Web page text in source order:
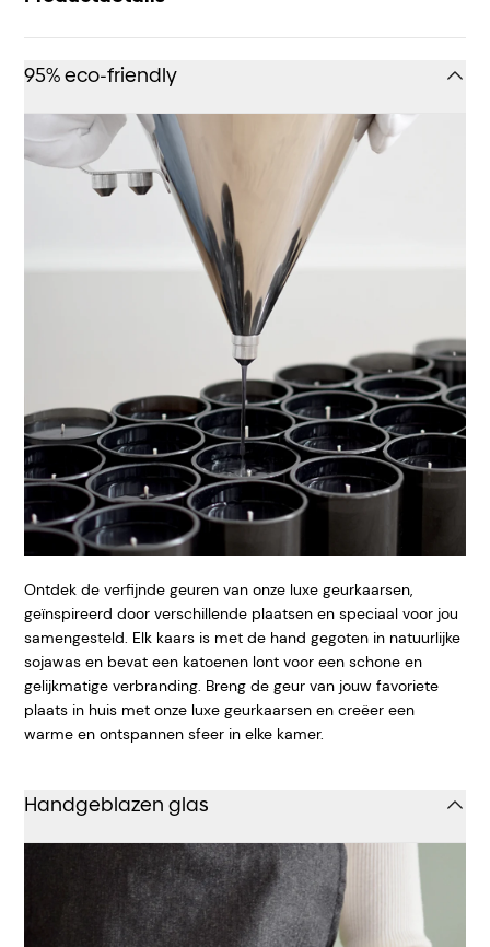
95% eco-friendly
Ontdek de verfijnde geuren van onze luxe geurkaarsen,
geïnspireerd door verschillende plaatsen en speciaal voor jou
samengesteld. Elk kaars is met de hand gegoten in natuurlijke
sojawas en bevat een katoenen lont voor een schone en
gelijkmatige verbranding. Breng de geur van jouw favoriete
plaats in huis met onze luxe geurkaarsen en creëer een
warme en ontspannen sfeer in elke kamer.
Handgeblazen glas